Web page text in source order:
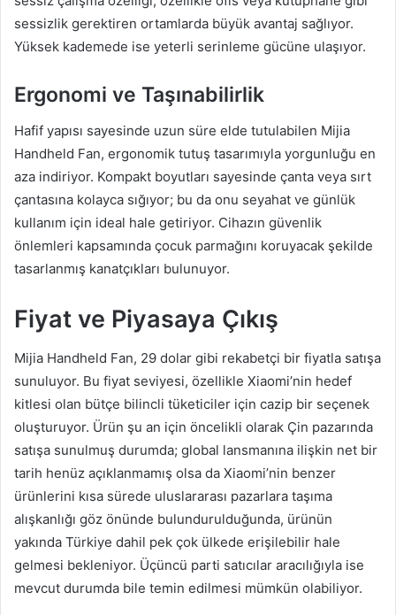
sessizlik gerektiren ortamlarda büyük avantaj sağlıyor.
Yüksek kademede ise yeterli serinleme gücüne ulaşıyor.
Ergonomi ve Taşınabilirlik
Hafif yapısı sayesinde uzun süre elde tutulabilen Mijia
Handheld Fan, ergonomik tutuş tasarımıyla yorgunluğu en
aza indiriyor. Kompakt boyutları sayesinde çanta veya sırt
çantasına kolayca sığıyor; bu da onu seyahat ve günlük
kullanım için ideal hale getiriyor. Cihazın güvenlik
önlemleri kapsamında çocuk parmağını koruyacak şekilde
tasarlanmış kanatçıkları bulunuyor.
Fiyat ve Piyasaya Çıkış
Mijia Handheld Fan, 29 dolar gibi rekabetçi bir fiyatla satışa
sunuluyor. Bu fiyat seviyesi, özellikle Xiaomi’nin hedef
kitlesi olan bütçe bilincli tüketiciler için cazip bir seçenek
oluşturuyor. Ürün şu an için öncelikli olarak Çin pazarında
satışa sunulmuş durumda; global lansmanına ilişkin net bir
tarih henüz açıklanmamış olsa da Xiaomi’nin benzer
ürünlerini kısa sürede uluslararası pazarlara taşıma
alışkanlığı göz önünde bulundurulduğunda, ürünün
yakında Türkiye dahil pek çok ülkede erişilebilir hale
gelmesi bekleniyor. Üçüncü parti satıcılar aracılığıyla ise
mevcut durumda bile temin edilmesi mümkün olabiliyor.